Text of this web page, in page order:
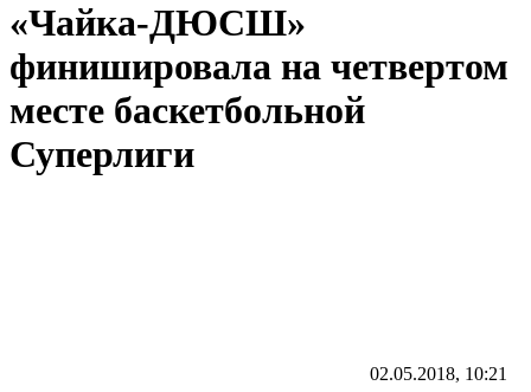
«Чайка-ДЮСШ»
финишировала на четвертом
месте баскетбольной
Суперлиги
02.05.2018, 10:21